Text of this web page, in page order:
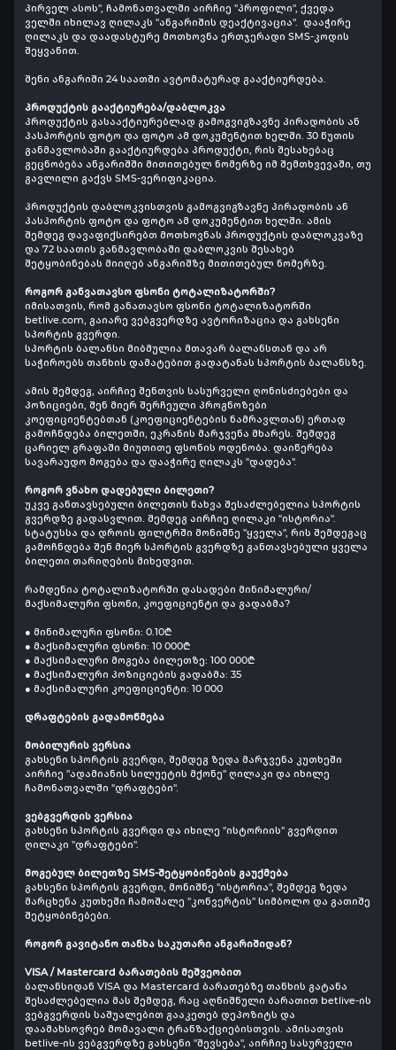
პირველ ასოს", ჩამონათვალში აირჩიე "პროფილი", ქვედა
ველში იხილავ ღილაკს "ანგარიშის დეაქტივაცია". დააჭირე
ღილაკს და დაადასტურე მოთხოვნა ერთჯერადი SMS-კოდის
შეყვანით.
შენი ანგარიში 24 საათში ავტომატურად გააქტიურდება.
პროდუქტის გააქტიურება/დაბლოკვა
პროდუქტის გასააქტიურებლად გამოგვიგზავნე პირადობის ან
პასპორტის ფოტო და ფოტო ამ დოკუმენტით ხელში. 30 წუთის
განმავლობაში გააქტიურდება პროდუქტი, რის შესახებაც
გეცნობება ანგარიშში მითითებულ ნომერზე იმ შემთხვევაში, თუ
გავლილი გაქვს SMS-ვერიფიკაცია.
პროდუქტის დაბლოკვისთვის გამოგვიგზავნე პირადობის ან
პასპორტის ფოტო და ფოტო ამ დოკუმენტით ხელში. ამის
შემდეგ დავაფიქსირებთ მოთხოვნას პროდუქტის დაბლოკვაზე
და 72 საათის განმავლობაში დაბლოკვის შესახებ
შეტყობინებას მიიღებ ანგარიშზე მითითებულ ნომერზე.
როგორ განვათავსო ფსონი ტოტალიზატორში?
იმისათვის, რომ განათავსო ფსონი ტოტალიზატორში
betlive.com, გაიარე ვებგვერდზე ავტორიზაცია და გახსენი
სპორტის გვერდი.
სპორტის ბალანსი მიბმულია მთავარ ბალანსთან და არ
საჭიროებს თანხის დამატებით გადატანას სპორტის ბალანსზე.
ამის შემდეგ, აირჩიე შენთვის სასურველი ღონისძიებები და
პოზიციები, შენ მიერ შერჩეული პროგნოზები
კოეფიციენტებთან (კოეფიციენტების ნამრავლთან) ერთად
გამოჩნდება ბილეთში, ეკრანის მარჯვენა მხარეს. შემდეგ
ცარიელ გრაფაში მიუთითე ფსონის ოდენობა. დაიწერება
სავარაუდო მოგება და დააჭირე ღილაკს "დადება".
როგორ ვნახო დადებული ბილეთი?
უკვე განთავსებული ბილეთის ნახვა შესაძლებელია სპორტის
გვერდზე გადასვლით. შემდეგ აირჩიე ღილაკი "ისტორია".
სტატუსსა და დროის ფილტრში მონიშნე "ყველა", რის შემდეგაც
გამოჩნდება შენ მიერ სპორტის გვერდზე განთავსებული ყველა
ბილეთი თარიღების მიხედვით.
რამდენია ტოტალიზატორში დასადები მინიმალური/
მაქსიმალური ფსონი, კოეფიციენტი და გადაბმა?
● მინიმალური ფსონი: 0.10₾
● მაქსიმალური ფსონი: 10 000₾
● მაქსიმალური მოგება ბილეთზე: 100 000₾
● მაქსიმალური პოზიციების გადაბმა: 35
● მაქსიმალური კოეფიციენტი: 10 000
დრაფტების გადამოწმება
მობილურის ვერსია
გახსენი სპორტის გვერდი, შემდეგ ზედა მარჯვენა კუთხეში
აირჩიე "ადამიანის სილუეტის მქონე" ღილაკი და იხილე
ჩამონათვალში "დრაფტები".
ვებგვერდის ვერსია
გახსენი სპორტის გვერდი და იხილე "ისტორიის" გვერდით
ღილაკი "დრაფტები".
მოგებულ ბილეთზე SMS-შეტყობინების გაუქმება
გახსენი სპორტის გვერდი, მონიშნე "ისტორია", შემდეგ ზედა
მარცხენა კუთხეში ჩამოშალე "კონვერტის" სიმბოლო და გათიშე
შეტყობინებები.
როგორ გავიტანო თანხა საკუთარი ანგარიშიდან?
VISA / Mastercard ბარათების მეშვეობით
ბალანსიდან VISA და Mastercard ბარათებზე თანხის გატანა
შესაძლებელია მას შემდეგ, რაც აღნიშნული ბარათით betlive-ის
ვებგვერდის საშუალებით გააკეთებ დეპოზიტს და
დაამახსოვრებ მომავალი ტრანზაქციებისთვის. ამისათვის
betlive-ის ვებგვერდზე გახსენი "შევსება", აირჩიე სასურველი